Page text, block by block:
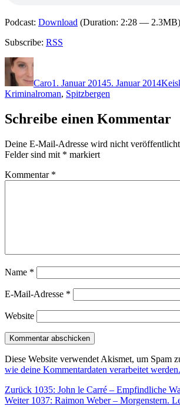
Podcast: Download (Duration: 2:28 — 2.3MB)
Subscribe: RSS
Autor
Caro1. Januar 20145. Januar 2014K
Kriminalroman, Spitzbergen
Schreibe einen Kommentar
Deine E-Mail-Adresse wird nicht
Felder sind mit * markiert
Kommentar *
Name *
E-Mail-Adresse *
Website
Diese Website verwendet Akismet, um Spam
wie deine Kommentardaten verarbeitet werden.
Beitragsnavigation
Zurück Vorheriger
Beitrag:
1035: John le Carré – Empfindliche
Weiter Nächster
1037: Raimon Weber – Morgenstern.